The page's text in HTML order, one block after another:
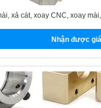
xả cát, xoay CNC, xoay
Nhận được